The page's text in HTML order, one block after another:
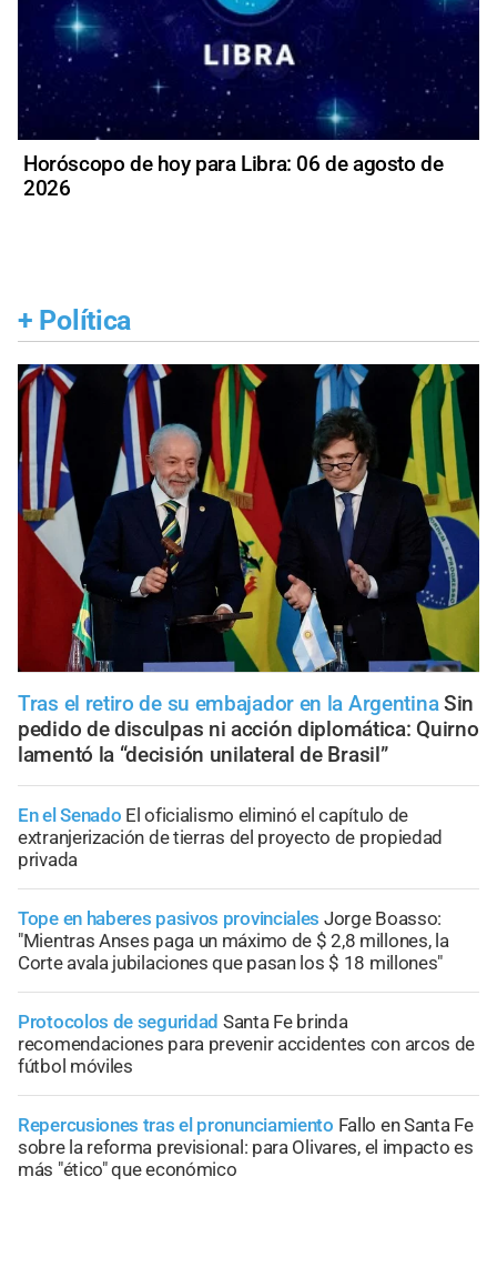
Horóscopo de hoy para Libra: 06 de agosto de
2026
+ Política
Tras el retiro de su embajador en la Argentina Sin
pedido de disculpas ni acción diplomática: Quirno
lamentó la “decisión unilateral de Brasil”
En el Senado El oficialismo eliminó el capítulo de
extranjerización de tierras del proyecto de propiedad
privada
Tope en haberes pasivos provinciales Jorge Boasso:
"Mientras Anses paga un máximo de $ 2,8 millones, la
Corte avala jubilaciones que pasan los $ 18 millones"
Protocolos de seguridad Santa Fe brinda
recomendaciones para prevenir accidentes con arcos de
fútbol móviles
Repercusiones tras el pronunciamiento Fallo en Santa Fe
sobre la reforma previsional: para Olivares, el impacto es
más "ético" que económico